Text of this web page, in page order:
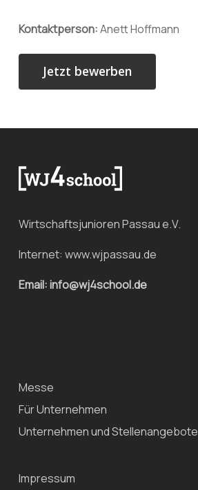
Kontaktperson:Anett Hoffmann
Wirtschaftsjunioren Passau e.V.
Internet: www.wjpassau.de
Email: info@wj4school.de
Messe
Für Unternehmen
Unternehmen und Stellenangebote
Impressum